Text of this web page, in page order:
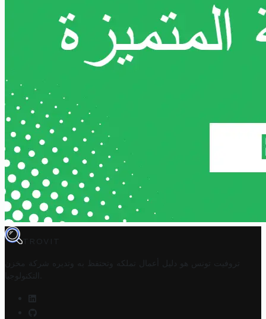
TROVIT
تروفيت تونس هو دليل أعمال تملكه وتحتفظ به وتديره
شركة مخزن
التكنولوجيا